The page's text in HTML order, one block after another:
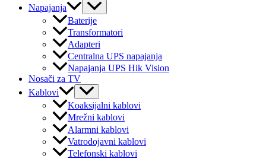
Napajanja
Menu
Toggle
Baterije
Transformatori
Adapteri
Centralna UPS napajanja
Napajanja UPS Hik Vision
Nosači za TV
Kablovi
Menu
Toggle
Koaksijalni kablovi
Mrežni kablovi
Alarmni kablovi
Vatrodojavni kablovi
Telefonski kablovi